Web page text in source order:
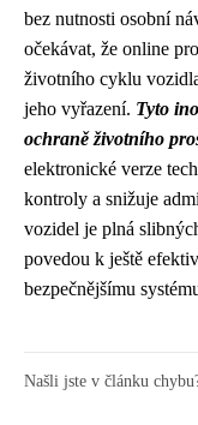
bez nutnosti osobní
očekávat, že online
životního cyklu
jeho vyřazení. Tyto
ochraně životního
elektronické verze
kontroly a snižuje
vozidel je plná
povedou k ještě
bezpečnějšímu
Našli jste v článku